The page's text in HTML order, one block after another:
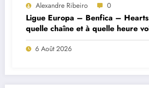
Alexandre Ribeiro 0
Ligue Europa – Benfica –
quelle chaîne et à quelle heure
match ?
6 Août 2026